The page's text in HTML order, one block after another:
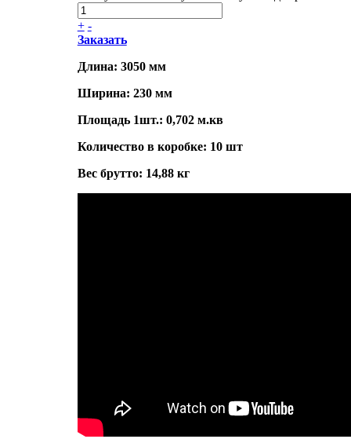
+ -
Заказать
Длина: 3050 мм
Ширина: 230 мм
Площадь 1шт.: 0,702 м.кв
Количество в коробке: 10 шт
Вес брутто: 14,88 кг